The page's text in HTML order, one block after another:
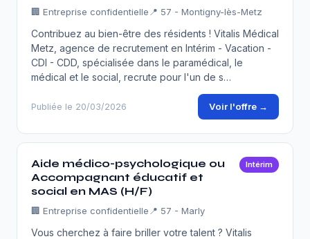
🏢 Entreprise confidentielle 📍 57 - Montigny-lès-Metz
Contribuez au bien-être des résidents ! Vitalis Médical
Metz, agence de recrutement en Intérim - Vacation -
CDI - CDD, spécialisée dans le paramédical, le
médical et le social, recrute pour l'un de s…
Publiée le 20/03/2026 Voir l'offre →
Aide médico-psychologique ou
Accompagnant éducatif et
social en MAS (H/F)
Intérim
🏢 Entreprise confidentielle 📍 57 - Marly
Vous cherchez à faire briller votre talent ? Vitalis